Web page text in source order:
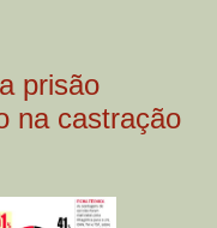
prisão
na castração